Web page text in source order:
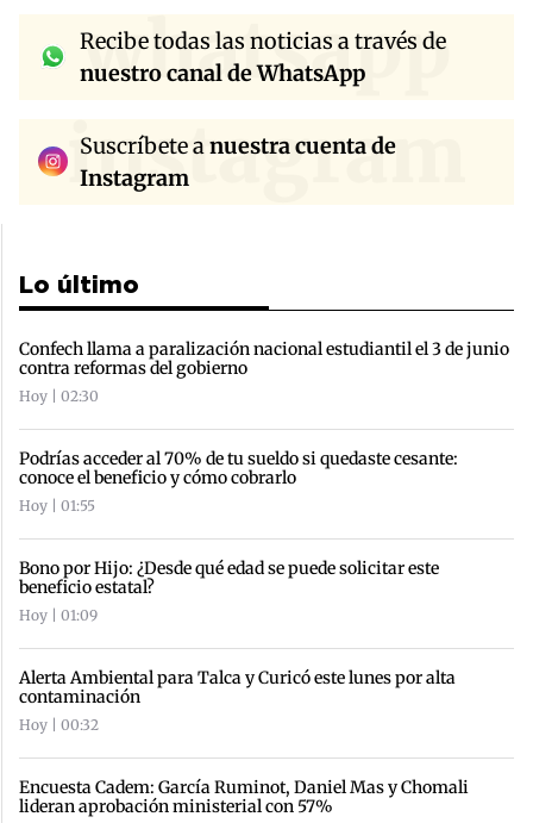
whatsapp
Recibe todas las noticias a través de
nuestro canal de WhatsApp
instagram
Suscríbete anuestra cuenta de
Instagram
Lo último
Confech llama a paralización nacional estudiantil el 3 de junio
contra reformas del gobierno
Hoy | 02:30
Podrías acceder al 70% de tu sueldo si quedaste cesante:
conoce el beneficio y cómo cobrarlo
Hoy | 01:55
Bono por Hijo: ¿Desde qué edad se puede solicitar este
beneficio estatal?
Hoy | 01:09
Alerta Ambiental para Talca y Curicó este lunes por alta
contaminación
Hoy | 00:32
Encuesta Cadem: García Ruminot, Daniel Mas y Chomali
lideran aprobación ministerial con 57%